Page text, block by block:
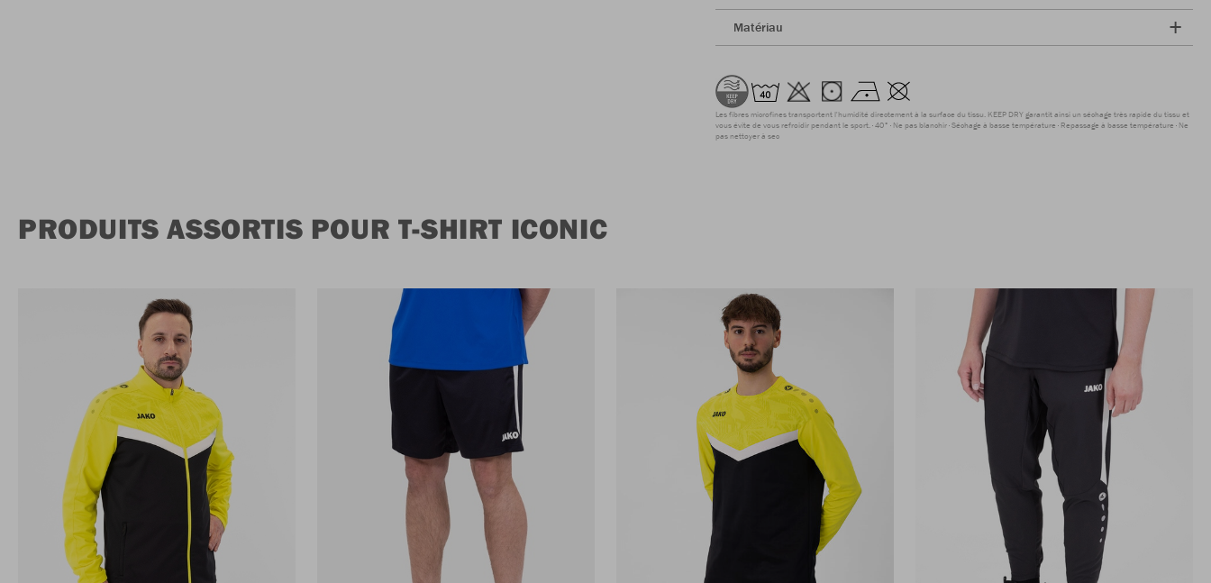
Matériau
Les fibres microfines transportent l'humidité directement à la surface du tissu. KEEP DRY garantit ainsi un séchage très rapide du tissu et
vous évite de vous refroidir pendant le sport. 40° Ne pas blanchir Séchage à basse température Repassage à basse température Ne
pas nettoyer à sec
PRODUITS ASSORTIS POUR T-SHIRT ICONIC